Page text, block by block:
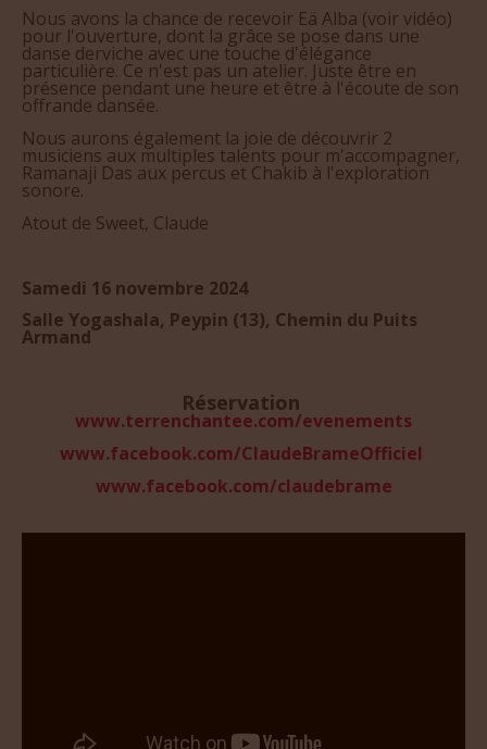
Nous avons la chance de recevoir Eä Alba (voir vidéo)
pour l'ouverture, dont la grâce se pose dans une
danse derviche avec une touche d'élégance
particulière. Ce n'est pas un atelier. Juste être en
présence pendant une heure et être à l'écoute de son
offrande dansée.
Nous aurons également la joie de découvrir 2
musiciens aux multiples talents pour m'accompagner,
Ramanaji Das aux percus et Chakib à l'exploration
sonore.
Atout de Sweet, Claude
Samedi 16 novembre 2024
Salle Yogashala, Peypin (13), Chemin du Puits
Armand
Réservation
www.terrenchantee.com/evenements
www.facebook.com/ClaudeBrameOfficiel
www.facebook.com/claudebrame